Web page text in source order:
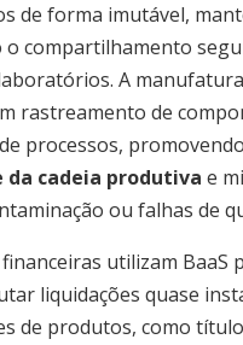
de forma imutável,
o compartilhamento
A
rastreamento de
processos, promovendo
da cadeia produtiva e
ou falhas de
utilizam BaaS
liquidações quase
de produtos, como